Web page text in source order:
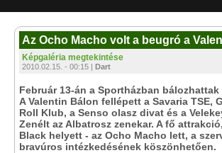
Az Ocho Macho volt a beugró a
Képgaléria megtekintése
2010.02.15. - 00:15 | Dart
Február 13-án a Sportházban bálozhattak
A Valentin Bálon fellépett a Savaria TSE,
Roll Klub, a Senso olasz divat és a
Zenélt az Albatrosz zenekar. A fő
Black helyett - az Ocho Macho lett, a
bravúros intézkedésének köszönhetően.